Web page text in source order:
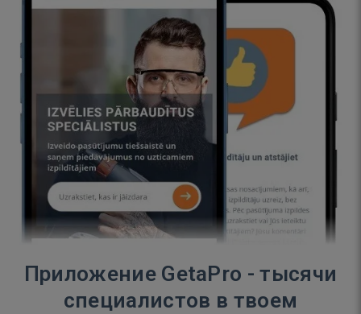
Приложение GetaPro - тысячи
специалистов в твоем